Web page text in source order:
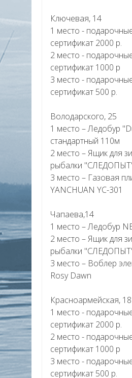
Ключевая, 14
1 место -
сертификат 2000 р.
2 место -
сертификат 1000 р
3 место -
сертификат 500 р.
Володарского, 25
1 место – Ледобур
стандартный 110м
2 место – Ящик для
рыбалки
3 место – Газовая
YANCHUAN YC-301
Чапаева,14
1 место – Ледобур
2 место – Ящик для
рыбалки
3 место – Воблер
Rosy Dawn
Красноармейская, 18
1 место -
сертификат 2000 р.
2 место -
сертификат 1000 р
3 место -
сертификат 500 р.